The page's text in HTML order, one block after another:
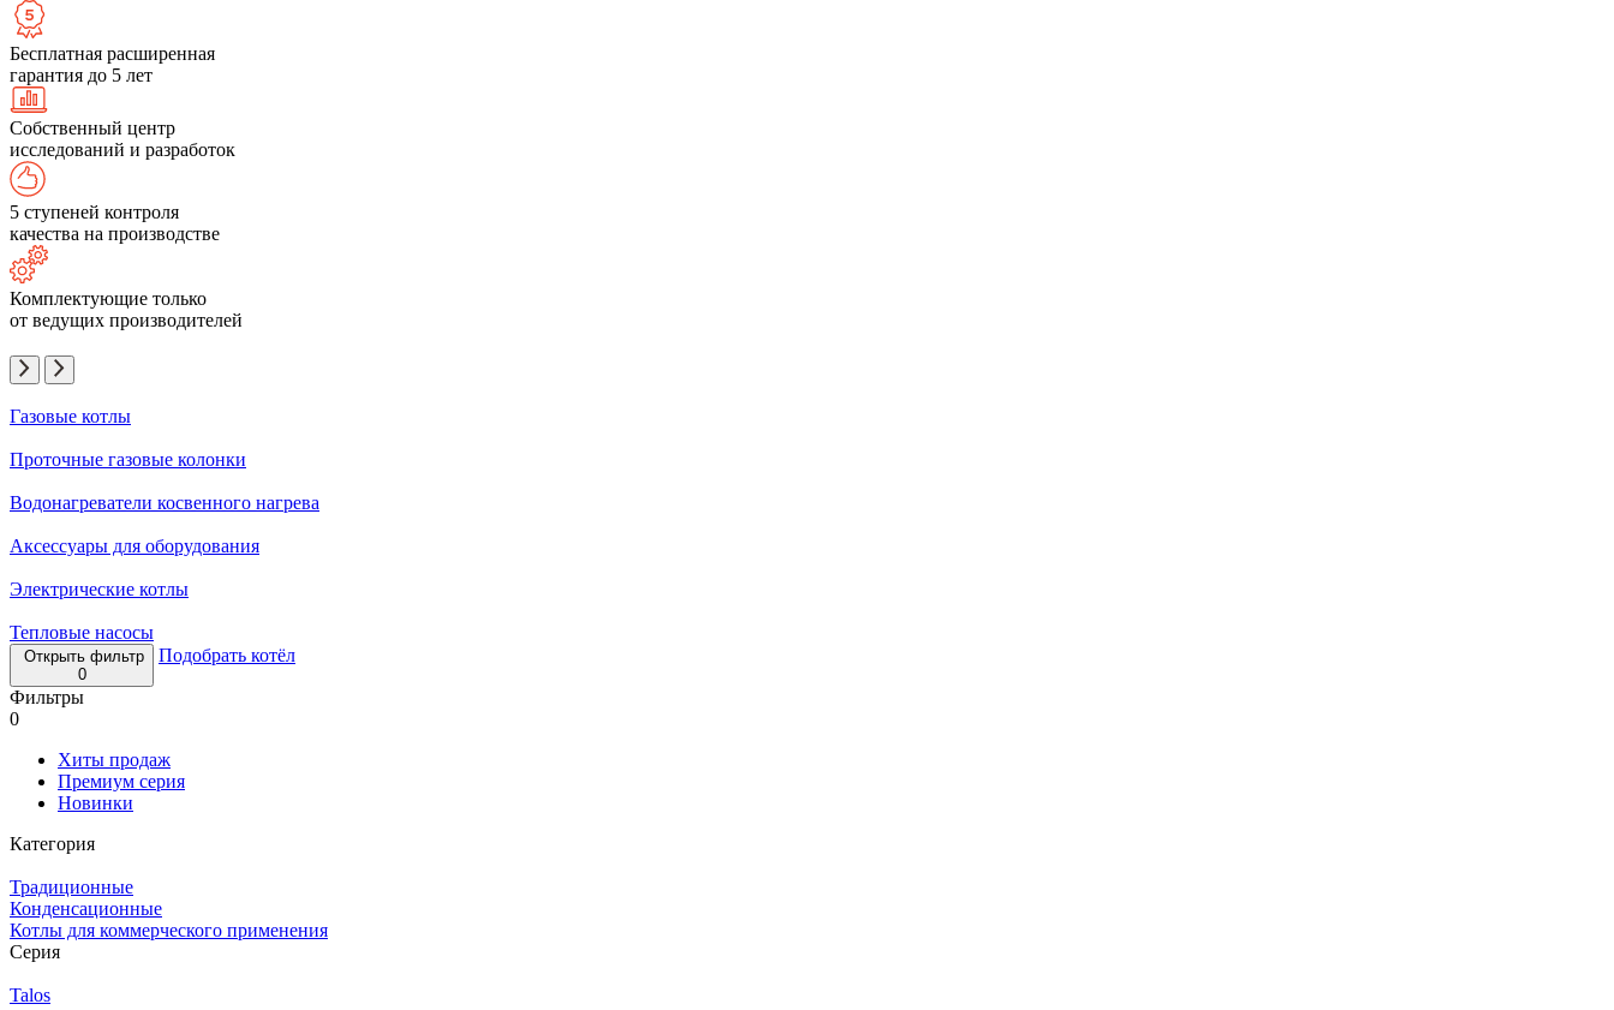
Бесплатная расширенная
гарантия до 5 лет
Собственный центр
исследований и разработок
5 ступеней контроля
качества на производстве
Комплектующие только
от ведущих производителей
Газовые котлы
Проточные газовые колонки
Водонагреватели косвенного нагрева
Аксессуары для оборудования
Электрические котлы
Тепловые насосы
Открыть фильтр
0
Подобрать котёл
Фильтры
0
Хиты продаж
Премиум серия
Новинки
Категория
Традиционные
Конденсационные
Котлы для коммерческого применения
Серия
Talos